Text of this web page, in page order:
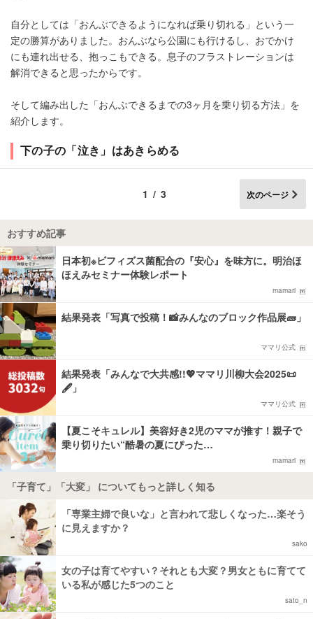
自分としては「おんぶできるようになれば乗り切れる」という一
定の勝算がありました。おんぶなら公園にも行けるし、おでかけ
にも連れ出せる、抱っこもできる。息子のフラストレーションは
解消できると思ったからです。
そして編み出した「おんぶできるまでの3ヶ月を乗り切る方法」を
紹介します。
下の子の「泣き」はあきらめる
1/3 次のページ
おすすめ記事
日本初※ビフィズス菌配合の『安心』を味方に。明治ほ
ほえみセミナー体験レポート
mamari
結果発表「写真で投稿！📸みんなのブロック作品展🧱」
ママリ公式
結果発表「みんなで大共感!!💖ママリ川柳大会2025📜
🖋️」
ママリ公式
【夏こそキュレル】美容好き2児のママが推す！親子で
乗り切りたい“酷暑の夏にぴった…
mamari
「子育て」「大変」 についてもっと詳しく知る
「専業主婦で良いな」と言われて悲しくなった…楽そう
に見えますか？
sako
女の子は育てやすい？それとも大変？男女ともに育てて
いる私が感じた5つのこと
sato_n